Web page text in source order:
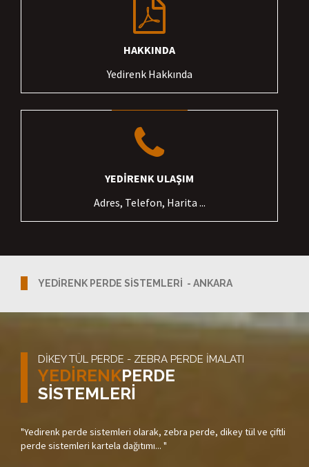
HAKKINDA
Yedirenk Hakkında
YEDİRENK ULAŞIM
Adres, Telefon, Harita ...
YEDİRENK PERDE SİSTEMLERİ - ANKARA
DİKEY TÜL PERDE - ZEBRA PERDE İMALATI
YEDİRENKPERDE
SİSTEMLERİ
"Yedirenk perde sistemleri olarak, zebra perde, dikey tül ve çiftli
perde sistemleri kartela dağıtımı... "